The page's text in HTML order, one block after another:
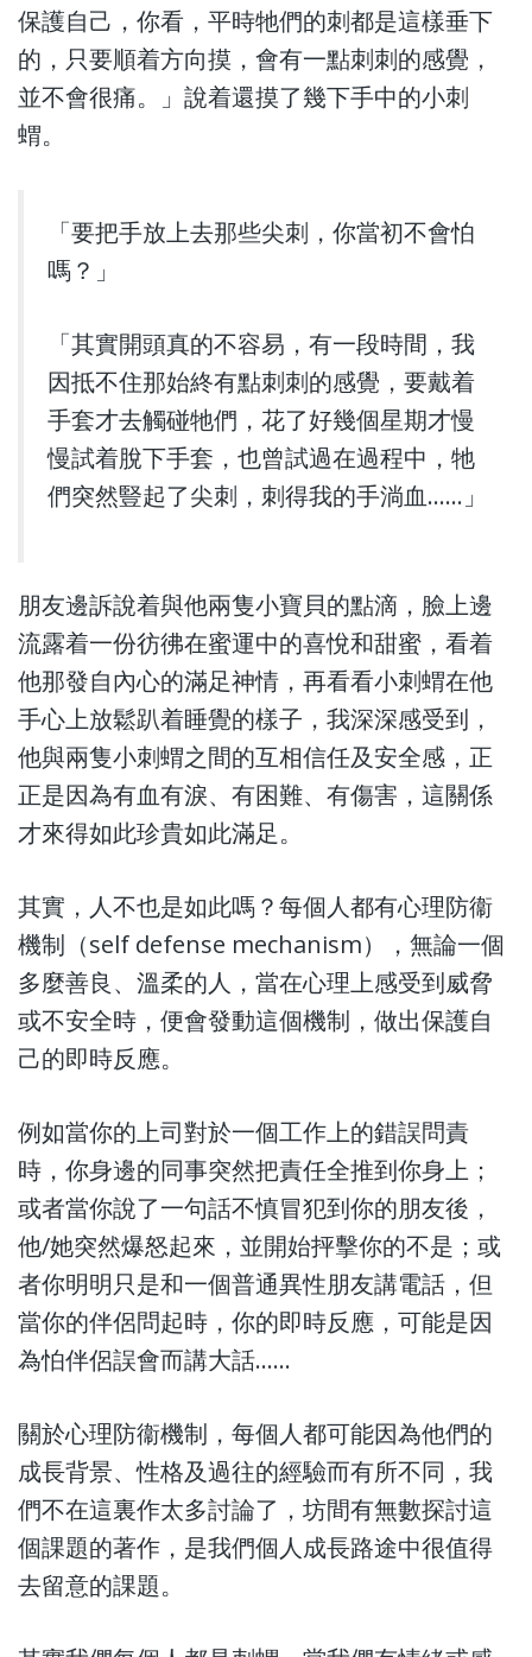
保護自己，你看，平時牠們的刺都是這樣垂下
的，只要順着方向摸，會有一點刺刺的感覺，
並不會很痛。」說着還摸了幾下手中的小刺
蝟。
「要把手放上去那些尖刺，你當初不會怕
嗎？」
「其實開頭真的不容易，有一段時間，我
因抵不住那始終有點刺刺的感覺，要戴着
手套才去觸碰牠們，花了好幾個星期才慢
慢試着脫下手套，也曾試過在過程中，牠
們突然豎起了尖刺，刺得我的手淌血……」
朋友邊訴說着與他兩隻小寶貝的點滴，臉上邊
流露着一份彷彿在蜜運中的喜悅和甜蜜，看着
他那發自內心的滿足神情，再看看小刺蝟在他
手心上放鬆趴着睡覺的樣子，我深深感受到，
他與兩隻小刺蝟之間的互相信任及安全感，正
正是因為有血有淚、有困難、有傷害，這關係
才來得如此珍貴如此滿足。
其實，人不也是如此嗎？每個人都有心理防衞
機制（self defense mechanism），無論一個
多麼善良、溫柔的人，當在心理上感受到威脅
或不安全時，便會發動這個機制，做出保護自
己的即時反應。
例如當你的上司對於一個工作上的錯誤問責
時，你身邊的同事突然把責任全推到你身上；
或者當你說了一句話不慎冒犯到你的朋友後，
他/她突然爆怒起來，並開始抨擊你的不是；或
者你明明只是和一個普通異性朋友講電話，但
當你的伴侶問起時，你的即時反應，可能是因
為怕伴侶誤會而講大話……
關於心理防衞機制，每個人都可能因為他們的
成長背景、性格及過往的經驗而有所不同，我
們不在這裏作太多討論了，坊間有無數探討這
個課題的著作，是我們個人成長路途中很值得
去留意的課題。